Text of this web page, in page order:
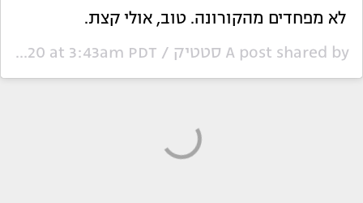
לא מפחדים מהקורונה. טוב, אולי קצת.
A post shared by סטטיק / Static Jun 22, 2020 at 3:43am PDT